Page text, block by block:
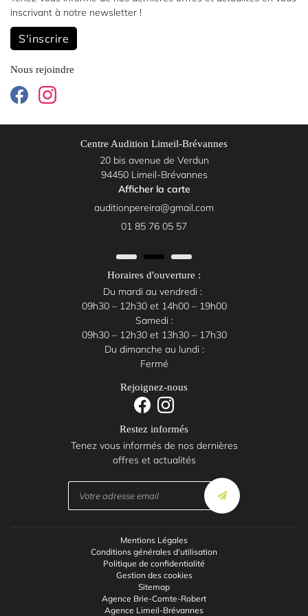

inscrivant à notre newsletter !
S'inscrire
Nous rejoindre
Centre Audition Limeil-Brévannes
20 bis avenue de Verdun
94450 Limeil-Brévannes
Afficher la carte
01 85 76 05 57
Horaires d'ouverture :
Du mardi au vendredi :
09h30 – 12h30 et 14h00 – 19h00
Samedi :
09h30 – 12h30 et 13h30 – 17h30
Du dimanche au lundi :
Fermé
Rejoignez-nous
Restez informés
Tenez vous informés de nos dernières
offres et actualités
Mentions Légales
Conditions générales d'utilisation
Politique de confidentialité
Gestion des cookies
Sitemap
Agence Brie-Comte-Robert
Agence Limeil-Brévannes